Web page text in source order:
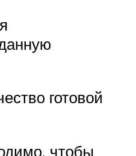
готовой
чтобы